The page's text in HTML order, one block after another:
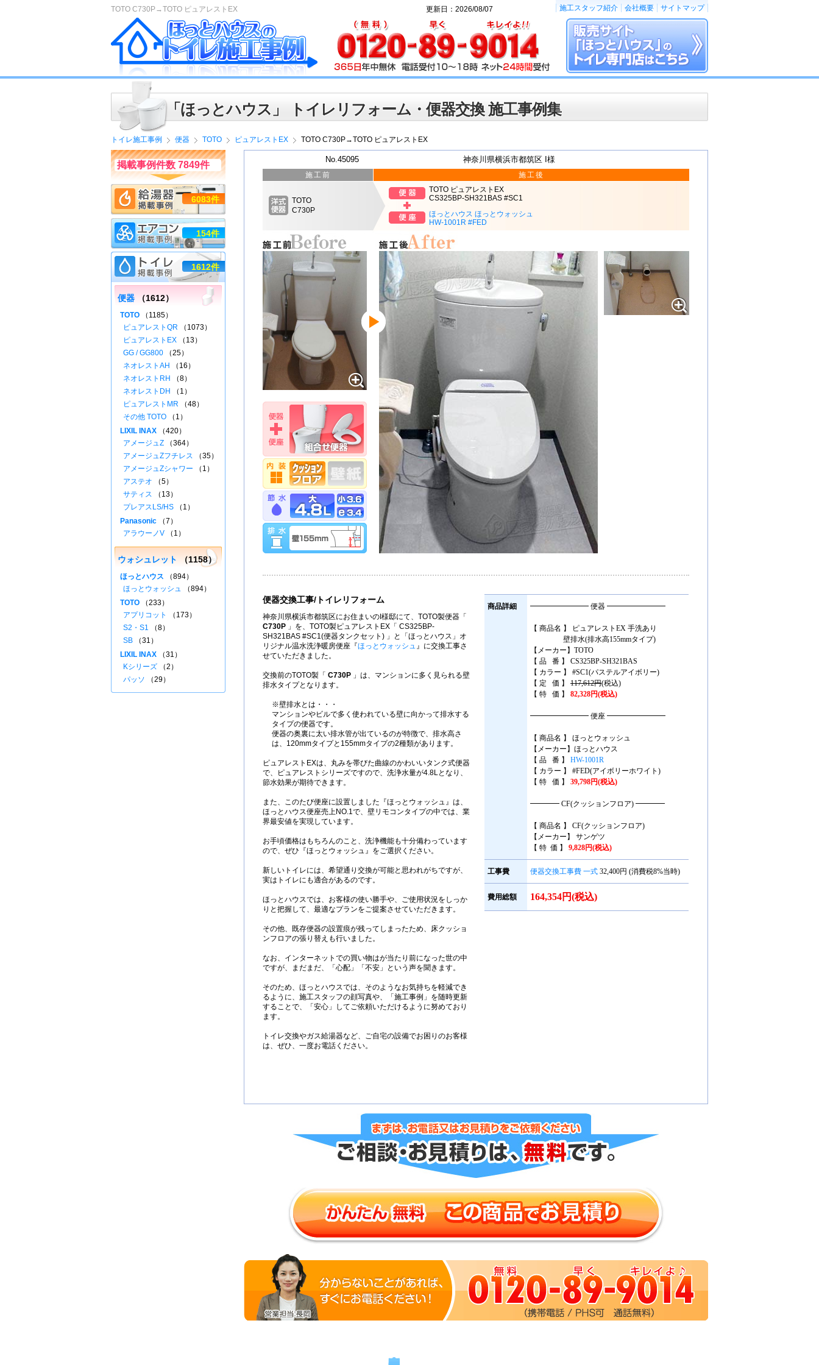
TOTO C730P→TOTO ピュアレストEX
「ほっとハウス」 トイレリフォーム・便器交換 施工事例集
トイレ施工事例 便器 TOTO ピュアレストEX TOTO C730P→TOTO ピュアレストEX
No.45095 神奈川県横浜市都筑区 I様
施工前
TOTO
C730P
施工後
TOTO ピュアレストEX
CS325BP-SH321BAS #SC1
ほっとハウス ほっとウォッシュ
HW-1001R #FED
便器交換工事/トイレリフォーム
神奈川県横浜市都筑区にお住まいのI様邸にて、TOTO製便器「
C730P 」を、TOTO製ピュアレストEX「 CS325BP-
SH321BAS #SC1(便器タンクセット) 」と「ほっとハウス」オ
リジナル温水洗浄暖房便座『ほっとウォッシュ』に交換工事さ
せていただきました。
交換前のTOTO製「 C730P 」は、マンションに多く見られる壁
排水タイプとなります。
※壁排水とは・・・
マンションやビルで多く使われている壁に向かって排水する
タイプの便器です。
便器の奥裏に太い排水管が出ているのが特徴で、排水高さ
は、120mmタイプと155mmタイプの2種類があります。
ピュアレストEXは、丸みを帯びた曲線のかわいいタンク式便器
で、ピュアレストシリーズですので、洗浄水量が4.8Lとなり、
節水効果が期待できます。
また、このたび便座に設置しました『ほっとウォッシュ』は、
ほっとハウス便座売上NO.1で、壁リモコンタイプの中では、業
界最安値を実現しています。
お手頃価格はもちろんのこと、洗浄機能も十分備わっています
ので、ぜひ『ほっとウォッシュ』をご選択ください。
新しいトイレには、希望通り交換が可能と思われがちですが、
実はトイレにも適合があるのです。
ほっとハウスでは、お客様の使い勝手や、ご使用状況をしっか
りと把握して、最適なプランをご提案させていただきます。
その他、既存便器の設置痕が残ってしまったため、床クッショ
ンフロアの張り替えも行いました。
なお、インターネットでの買い物はが当たり前になった世の中
ですが、まだまだ、「心配」「不安」という声を聞きます。
そのため、ほっとハウスでは、そのようなお気持ちを軽減でき
るように、施工スタッフの顔写真や、「施工事例」を随時更新
することで、「安心」してご依頼いただけるように努めており
ます。
トイレ交換やガス給湯器など、ご自宅の設備でお困りのお客様
は、ぜひ、一度お電話ください。
商品詳細 ━━━━━━━━ 便器 ━━━━━━━━
【 商品名 】 ピュアレストEX 手洗あり
壁排水(排水高155mmタイプ)
【メーカー】TOTO
【 品 番 】 CS325BP-SH321BAS
【 カラー 】 #SC1(パステルアイボリー)
【 定 価 】 117,612円(税込)
【 特 価 】 82,328円(税込)
━━━━━━━━ 便座 ━━━━━━━━
【 商品名 】 ほっとウォッシュ
【メーカー】ほっとハウス
【 品 番 】 HW-1001R
【 カラー 】 #FED(アイボリーホワイト)
【 特 価 】 39,798円(税込)
━━━━ CF(クッションフロア) ━━━━
【 商品名 】 CF(クッションフロア)
【メーカー】 サンゲツ
【 特 価 】 9,828円(税込)
工事費 便器交換工事費 一式 32,400円 (消費税8%当時)
費用総額 164,354円(税込)
掲載事例件数 7849件
6083件
154件
1612件
便器 （1612）
TOTO （1185）
ピュアレストQR （1073）
ピュアレストEX （13）
GG / GG800 （25）
ネオレストAH
（16）
ネオレストRH
（8）
ネオレストDH
（1）
ピュアレストMR （48）
その他 TOTO （1）
LIXIL INAX （420）
アメージュZ （364）
アメージュZフチレス （35）
アメージュZシャワー （1）
アステオ （5）
サティス （13）
プレアスLS/HS （1）
Panasonic （7）
アラウーノV （1）
ウォシュレット （1158）
ほっとハウス （894）
ほっとウォッシュ （894）
TOTO （233）
アプリコット
（173）
S2・S1 （8）
SB （31）
LIXIL INAX （31）
Kシリーズ （2）
パッソ （29）
更新日：2026/08/07 施工スタッフ紹介 会社概要 サイトマップ